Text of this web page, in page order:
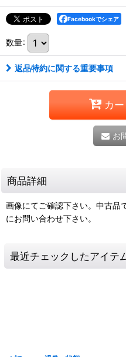
Facebookでシェア
数量:
返品特約に関する重要事項
カ
お
商品詳細
画像にてご確認下さい。中古品
にお問い合わせ下さい。
最近チェックしたアイテ